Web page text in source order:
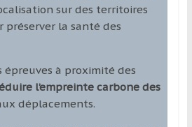
sur des territoires
préserver la santé des
épreuves à proximité des
l’empreinte carbone des
déplacements.